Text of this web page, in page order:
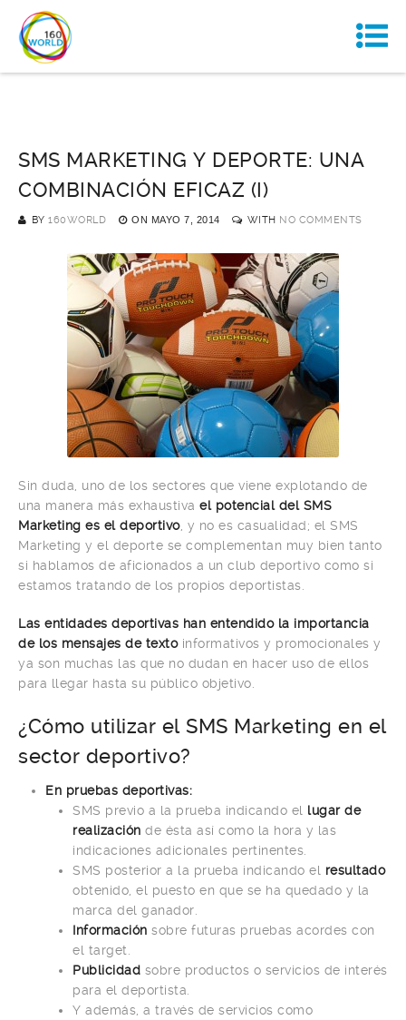
SMS MARKETING Y DEPORTE: UNA
COMBINACIÓN EFICAZ (I)
BY 160WORLD ON MAYO 7, 2014 WITH NO COMMENTS
Sin duda, uno de los sectores que viene explotando de
una manera más exhaustiva el potencial del SMS
Marketing es el deportivo, y no es casualidad; el SMS
Marketing y el deporte se complementan muy bien tanto
si hablamos de aficionados a un club deportivo como si
estamos tratando de los propios deportistas.
Las entidades deportivas han entendido la importancia
de los mensajes de textoinformativos y promocionales y
ya son muchas las que no dudan en hacer uso de ellos
para llegar hasta su público objetivo.
¿Cómo utilizar el SMS Marketing en el
sector deportivo?
En pruebas deportivas:
SMS previo a la prueba indicando el lugar de
realización de ésta así como la hora y las
indicaciones adicionales pertinentes.
SMS posterior a la prueba indicando el resultado
obtenido, el puesto en que se ha quedado y la
marca del ganador.
Información sobre futuras pruebas acordes con
el target.
Publicidad sobre productos o servicios de interés
para el deportista.
Y además, a través de servicios como